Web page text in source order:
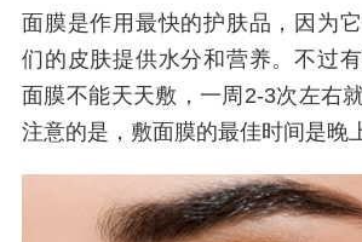
面膜是作用最快的护肤品，因为
们的皮肤提供水分和营养。不过
面膜不能天天敷，一周2-3次左右
注意的是，敷面膜的最佳时间是晚